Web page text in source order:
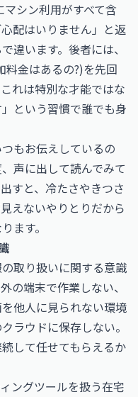
シン利用がすべて含
配はいりません」と返
違います。後者には、
金はあるの?)を先回
れは特別な才能ではな
という習慣で誰でも身
もお伝えしているの
声に出して読んでみて
すと、冷たさやきつさ
えないやりとりだから
ます。
取り扱いに関する意識
の端末で作業しない、
他人に見られない環境
ラウドに保存しない。
して任せてもらえるか
ングツールを扱う在宅